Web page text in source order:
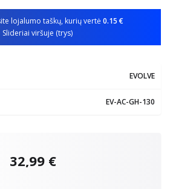
lojalumo taškų, kurių vertė0.15 €
Slideriai viršuje (trys)
EVOLVE
EV-AC-GH-130
32,99 €